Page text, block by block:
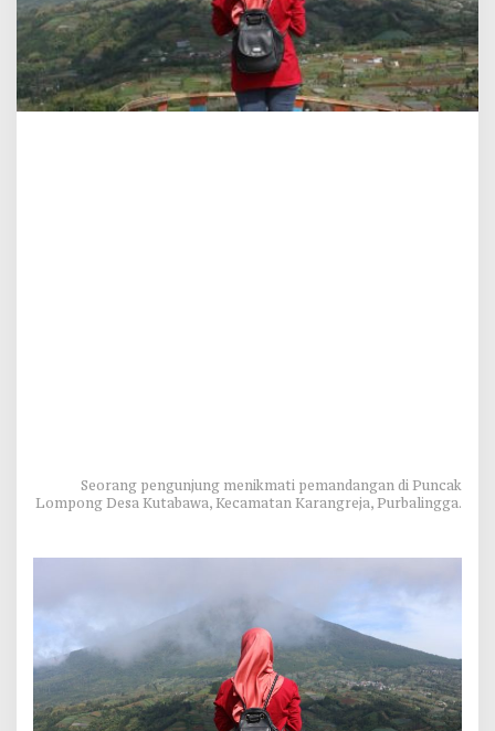
Seorang pengunjung menikmati pemandangan di Puncak
Lompong Desa Kutabawa, Kecamatan Karangreja, Purbalingga.